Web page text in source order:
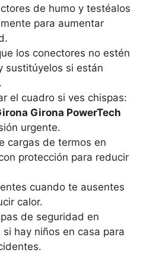
de humo y testéalos
para aumentar
los conectores no estén
sustitúyelos si están
el cuadro si ves chispas:
Girona PowerTech
urgente.
cargas de termos en
protección para reducir
cuando te ausentes
calor.
de seguridad en
si hay niños en casa para